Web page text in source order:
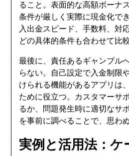
ること。表面的な高額ボーナ
条件が厳しく実際に現金化で
入出金スピード、手数料、対
どの具体的条件も合わせて比
最後に、責任あるギャンブル
らない。自己設定で入金制限
けられる機能があるアプリは
ために役立つ。カスタマーサ
るか、問題発生時に適切なサ
を事前に調べることで、思わ
実例と活用法：ケ